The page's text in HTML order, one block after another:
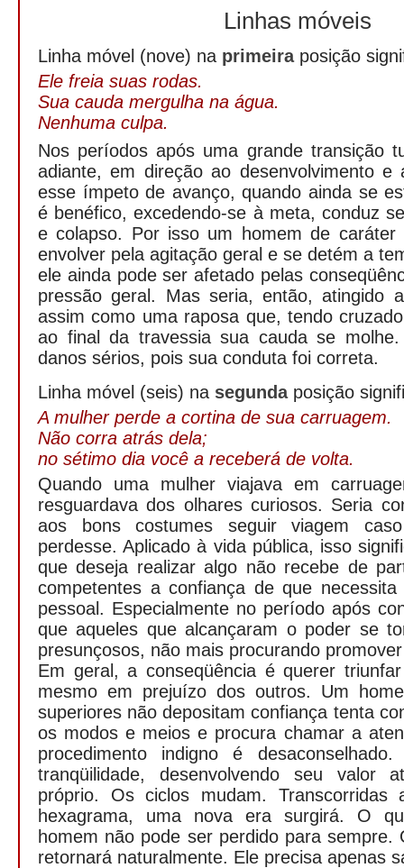
Linhas móveis
Linha móvel (nove) na primeiraposição
Ele freia suas rodas.
Sua cauda mergulha na água.
Nenhuma culpa.
Nos períodos após uma grande transição
adiante, em direção ao desenvolvimento e
esse ímpeto de avanço, quando ainda se
é benéfico, excedendo-se à meta, conduz
e colapso. Por isso um homem de
envolver pela agitação geral e se detém a
ele ainda pode ser afetado pelas
pressão geral. Mas seria, então, atingido
assim como uma raposa que, tendo
ao final da travessia sua cauda se
danos sérios, pois sua conduta foi correta.
Linha móvel (seis) na segundaposição
A mulher perde a cortina de sua carruagem.
Não corra atrás dela;
no sétimo dia você a receberá de volta.
Quando uma mulher viajava em
resguardava dos olhares curiosos. Seria
aos bons costumes seguir viagem
perdesse. Aplicado à vida pública, isso
que deseja realizar algo não recebe de
competentes a confiança de que
pessoal. Especialmente no período após
que aqueles que alcançaram o poder se
presunçosos, não mais procurando
Em geral, a conseqüência é querer
mesmo em prejuízo dos outros. Um
superiores não depositam confiança tenta
os modos e meios e procura chamar a
procedimento indigno é
tranqüilidade, desenvolvendo seu valor
próprio. Os ciclos mudam.
hexagrama, uma nova era surgirá. O
homem não pode ser perdido para sempre.
retornará naturalmente. Ele precisa apenas